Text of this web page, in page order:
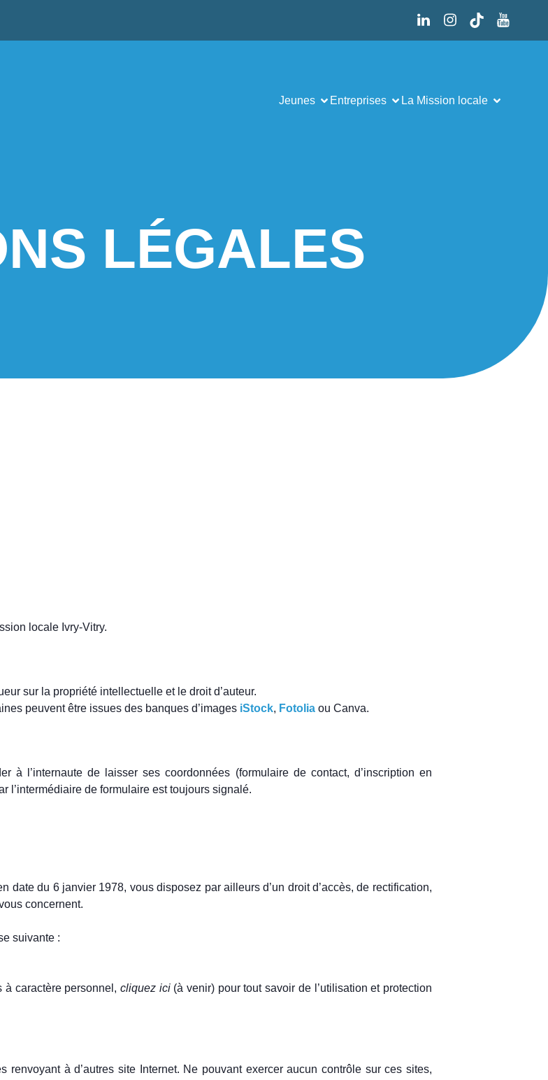
Jeunes Entreprises La Mission locale
LÉGALES
locale Ivry-Vitry.
sur la propriété intellectuelle et le droit d’auteur.
peuvent être issues des banques d’images iStock, Fotolia ou Canva.
à l’internaute de laisser ses coordonnées (formulaire de contact, d’inscription en
l’intermédiaire de formulaire est toujours signalé.
date du 6 janvier 1978, vous disposez par ailleurs d’un droit d’accès, de rectification,
concernent.
suivante :
à caractère personnel,cliquez ici(à venir) pour tout savoir de l’utilisation et protection
renvoyant à d’autres site Internet. Ne pouvant exercer aucun contrôle sur ces sites,